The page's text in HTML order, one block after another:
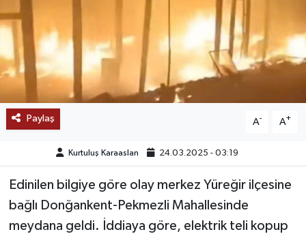
Paylaş A- A+
Kurtuluş Karaaslan 24.03.2025 - 03:19
Edinilen bilgiye göre olay merkez Yüreğir ilçesine
bağlı Donğankent-Pekmezli Mahallesinde
meydana geldi. İddiaya göre, elektrik teli kopup
SAĞLIK
EĞİTİM
BÖLGE
DÜNYA